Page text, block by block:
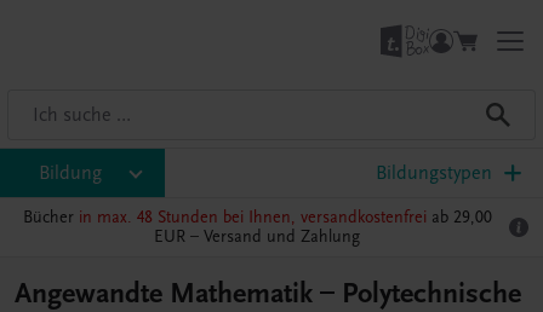
Bildung Bildungstypen
Bücher in max. 48 Stunden bei Ihnen, versandkostenfrei ab 29,00
EUR – Versand und Zahlung
Angewandte Mathematik – Polytechnische